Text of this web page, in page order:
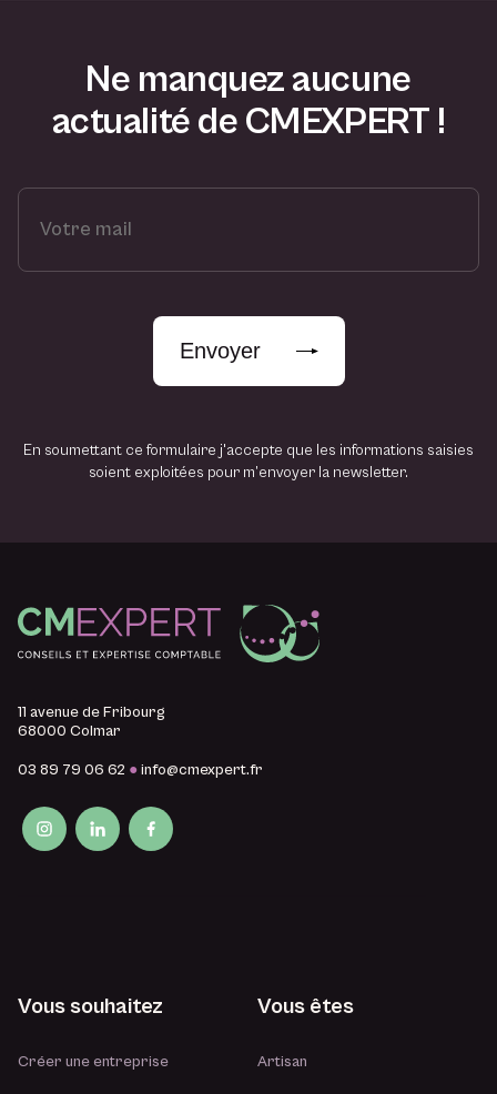
Ne manquez aucune
actualité de CMEXPERT !
V
Envoyer
En soumettant ce formulaire j'accepte que les informations saisies
soient exploitées pour m’envoyer la newsletter.
11 avenue de Fribourg
68000 Colmar
03 89 79 06 62 ●info@cmexpert.fr
Vous souhaitez
Créer une entreprise
Vous êtes
Artisan